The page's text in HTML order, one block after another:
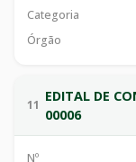
Categoria
Órgão
11
EDITAL DE
00006
Nº